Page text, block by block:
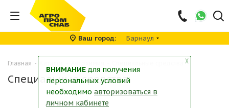
Ваш город Барнаул
Главная -
Специальные средства
╳
ВНИМАНИЕ для получения
персональных условий
необходимо авторизоваться в
личном кабинете